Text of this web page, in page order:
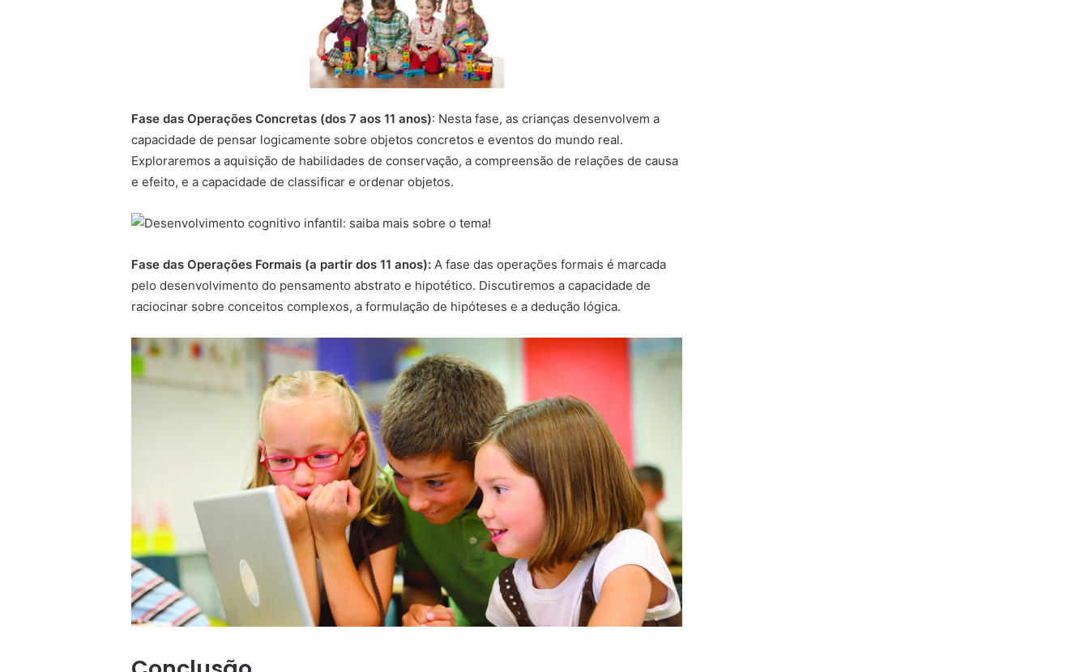
Fase das Operações Concretas (dos 7 aos 11 anos): Nesta fase, as crianças desenvolvem a
capacidade de pensar logicamente sobre objetos concretos e eventos do mundo real.
Exploraremos a aquisição de habilidades de conservação, a compreensão de relações de causa
e efeito, e a capacidade de classificar e ordenar objetos.
Fase das Operações Formais (a partir dos 11 anos): A fase das operações formais é marcada
pelo desenvolvimento do pensamento abstrato e hipotético. Discutiremos a capacidade de
raciocinar sobre conceitos complexos, a formulação de hipóteses e a dedução lógica.